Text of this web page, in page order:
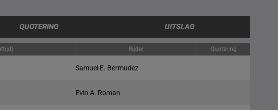
QUOTERING UITSLAG
Rijder Quotering
Samuel E. Bermudez
Evin A. Roman